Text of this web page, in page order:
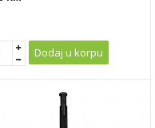
Dodaj u korpu